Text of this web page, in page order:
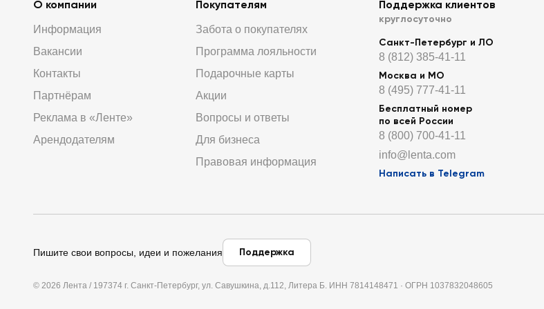
О компании
Информация
Вакансии
Контакты
Партнёрам
Реклама в «Ленте»
Арендодателям
Покупателям
Забота о покупателях
Программа лояльности
Подарочные карты
Акции
Вопросы и ответы
Для бизнеса
Правовая информация
Поддержка клиентов
круглосуточно
Санкт-Петербург и ЛО
8 (812) 385-41-11
Москва и МО
8 (495) 777-41-11
Бесплатный номер
по всей России
8 (800) 700-41-11
info@lenta.com
Написать в Telegram
Пишите свои вопросы, идеи и пожелания Поддержка
© 2026 Лента / 197374 г. Санкт-Петербург, ул. Савушкина, д.112, Литера Б. ИНН 7814148471 · ОГРН 1037832048605